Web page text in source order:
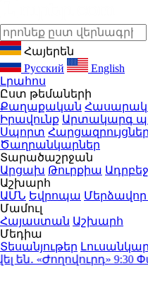
Հայերեն
Русский
English
Լրահոս
Ըստ թեմաների
Քաղաքական
Իրավունք Արտակարգ
Սպորտ Հարցազրույցներ
Ծաղրանկարներ
Տարածաշրջան
Արցախ Թուրքիա
Աշխարհ
ԱՄՆ Եվրոպա Մերձավոր
Մամուլ
Հայաստան Աշխարհ
Մեդիա
Տեսանյութեր
«Ժողովուրդ»9:30